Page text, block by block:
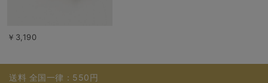
￥3,190
送料 全国一律：550円